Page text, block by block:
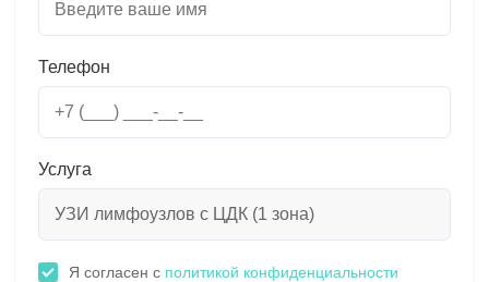
Телефон
Услуга
Я согласен с политикой конфиденциальности